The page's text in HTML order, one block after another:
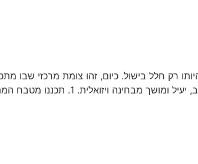
רק חלל בישול. כיום, זהו צומת מרכזי שבו
תענוגות קולינריים. הנה כמה עצות שיבטיחו